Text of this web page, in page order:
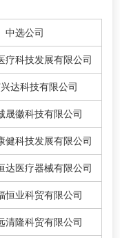
中选公司
疗科技发展有限公司
达科技有限公司
晟徽科技有限公司
健科技发展有限公司
达医疗器械有限公司
恒业科贸有限公司
清隆科贸有限公司